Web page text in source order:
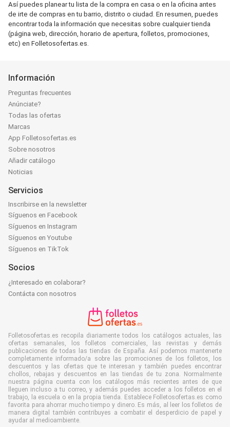
Así puedes planear tu lista de la compra en casa o en la oficina antes
de irte de compras en tu barrio, distrito o ciudad. En resumen, puedes
encontrar toda la información que necesitas sobre cualquier tienda
(página web, dirección, horario de apertura, folletos, promociones,
etc) en Folletosofertas.es.
Información
Preguntas frecuentes
Anúnciate?
Todas las ofertas
Marcas
App Folletosofertas.es
Sobre nosotros
Añadir catálogo
Noticias
Servicios
Inscribirse en la newsletter
Síguenos en Facebook
Síguenos en Instagram
Síguenos en Youtube
Síguenos en TikTok
Socios
¿Interesado en colaborar?
Contácta con nosotros
Folletosofertas.es recopila diariamente todos los catálogos actuales, las
ofertas semanales, los folletos comerciales, las revistas y demás
publicaciones de todas las tiendas de España. Así podemos mantenerte
completamente informado/a sobre las promociones de los folletos, los
descuentos y las ofertas que te interesan y también puedes encontrar
chollos, rebajas y descuentos en las tiendas de tu zona. Normalmente
nuestra página cuenta con los catálogos más recientes antes de que
lleguen incluso a tu correo, y además puedes acceder a los folletos en el
trabajo, la escuela o en la propia tienda. Establece Folletosofertas.es como
favorita para ahorrar mucho tiempo y dinero. Es más, al leer los folletos de
manera digital también contribuyes a combatir el desperdicio de papel y
ayudar al medioambiente.